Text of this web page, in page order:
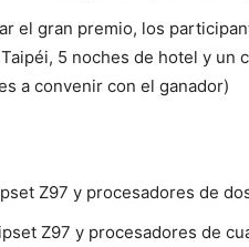
el gran premio, los
5 noches de hotel y
a convenir con el ganador)
Z97 y procesadores de
Z97 y procesadores de